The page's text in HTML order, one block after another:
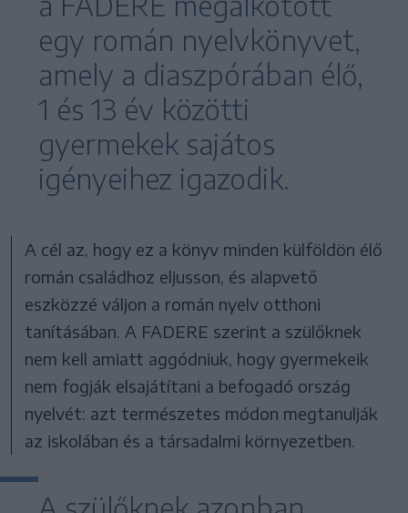
egy román nyelvkönyvet,
amely a diaszpórában élő,
1 és 13 év közötti
gyermekek sajátos
igényeihez igazodik.
A cél az, hogy ez a könyv minden külföldön élő
román családhoz eljusson, és alapvető
eszközzé váljon a román nyelv otthoni
tanításában. A FADERE szerint a szülőknek
nem kell amiatt aggódniuk, hogy gyermekeik
nem fogják elsajátítani a befogadó ország
nyelvét: azt természetes módon megtanulják
az iskolában és a társadalmi környezetben.